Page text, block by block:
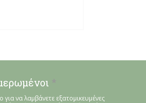
*
για να λαμβάνετε εξατομικευμένες